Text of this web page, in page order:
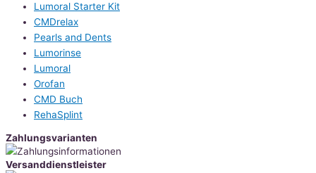
Lumoral Starter Kit
CMDrelax
Pearls and Dents
Lumorinse
Lumoral
Orofan
CMD Buch
RehaSplint
Zahlungsvarianten
Versanddienstleister